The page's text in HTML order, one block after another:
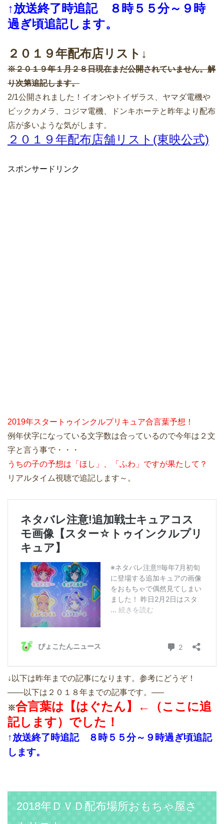
↑放送終了時追記 ８時５５分～９時
過ぎ頃追記します。
２０１９年配布店リスト↓
※２０１９年１月２８日現在まだ公開されていません。解
り次第追記します。
2/1公開されました！イオンやトイザラス、ヤマダ電機や
ビックカメラ、コジマ電機、ドンキホーテと昨年より配布
店が多いような気がします。
２０１９年配布店舗リスト(東映公式)
スポンサードリンク
2019年スタートゥインクルプリキュア合言葉予想！
例年伏字になっている文字数は合っているので今年は２文
字と言う事で・・・
うちの子の予想は「ほし」、「ふわ」ですが果たして？
リアルタイム視聴で追記します～。
↓以下は昨年までの記事になります。参考にどうぞ！
——以下は２０１８年までの記事です。—–
※合言葉は【はぐたん】←（ここに追
記します）でした！
↑放送終了時追記 ８時５５分～９時過ぎ頃追記
します。
2018年ＤＶＤ配布場所おもちゃ屋さ